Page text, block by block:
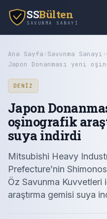
SSBülten
SAVUNMA SANAYI
Ana Sayfa› Savunma Sanayi›
Japon Donanması yeni
DENIZ
Japon
oşinografik
suya indirdi
Mitsubishi Heavy
Prefecture’nin
Öz Savunma
araştırma gemisi suya